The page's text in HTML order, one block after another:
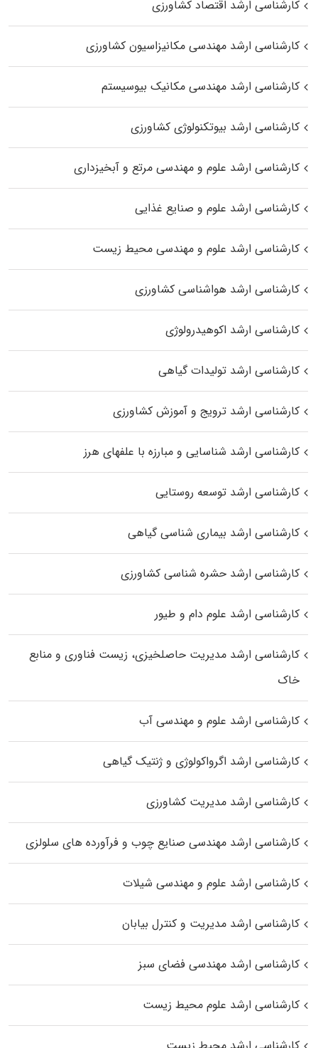
کارشناسی ارشد اقتصاد کشاورزی
کارشناسی ارشد مهندسی مکانیزاسیون کشاورزی
کارشناسی ارشد مهندسی مکانیک بیوسیستم
کارشناسی ارشد بیوتکنولوژی کشاورزی
کارشناسی ارشد علوم و مهندسی مرتع و آبخیزداری
کارشناسی ارشد علوم و صنایع غذایی
کارشناسی ارشد علوم و مهندسی محیط زیست
کارشناسی ارشد هواشناسی کشاورزی
کارشناسی ارشد اکوهیدرولوژی
کارشناسی ارشد تولیدات گیاهی
کارشناسی ارشد ترویج و آموزش کشاورزی
کارشناسی ارشد شناسایی و مبارزه با علفهای هرز
کارشناسی ارشد توسعه روستایی
کارشناسی ارشد بیماری‌ شناسی گیاهی
کارشناسی ارشد حشره‌ شناسی کشاورزی
کارشناسی ارشد علوم دام و طیور
کارشناسی ارشد مدیریت حاصلخیزی، زیست فناوری و منابع
خاک
کارشناسی ارشد علوم و مهندسی آب
کارشناسی ارشد اگرواکولوژی و ژنتیک گیاهی
کارشناسی ارشد مدیریت کشاورزی
کارشناسی ارشد مهندسی صنایع چوب و فرآورده‌ های سلولزی
کارشناسی ارشد علوم و مهندسی شیلات
کارشناسی ارشد مدیریت و کنترل بیابان
کارشناسی ارشد مهندسی فضای سبز
کارشناسی ارشد علوم محیط‌ زیست